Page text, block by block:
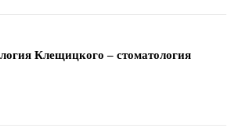
Клещицкого – стоматология